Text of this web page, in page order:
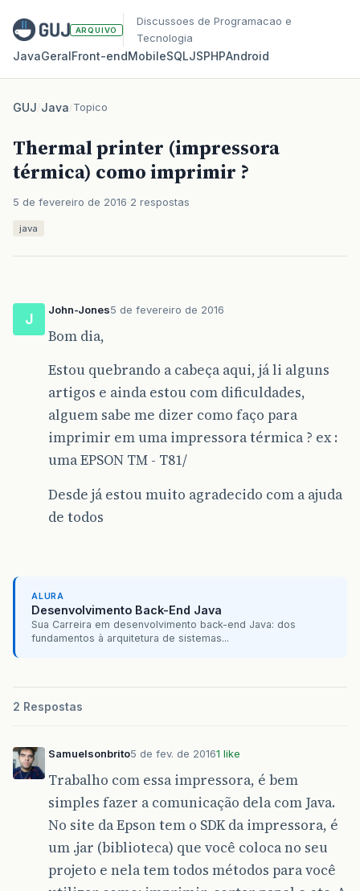
ARQUIVO
Discussoes de Programacao e
Tecnologia
JavaGeralFront‑endMobileSQLJSPHPAndroid
GUJ/Java/Topico
Thermal printer (impressora
térmica) como imprimir ?
5 de fevereiro de 2016 2 respostas
java
J
John-Jones5 de fevereiro de 2016
Bom dia,
Estou quebrando a cabeça aqui, já li alguns
artigos e ainda estou com dificuldades,
alguem sabe me dizer como faço para
imprimir em uma impressora térmica ? ex :
uma EPSON TM - T81/
Desde já estou muito agradecido com a ajuda
de todos
ALURA
Desenvolvimento Back-End Java
Sua Carreira em desenvolvimento back-end Java: dos
fundamentos à arquitetura de sistemas...
2 Respostas
Samuelsonbrito5 de fev. de 20161 like
Trabalho com essa impressora, é bem
simples fazer a comunicação dela com Java.
No site da Epson tem o SDK da impressora, é
um .jar (biblioteca) que você coloca no seu
projeto e nela tem todos métodos para você